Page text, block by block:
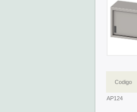
Codigo
AP124